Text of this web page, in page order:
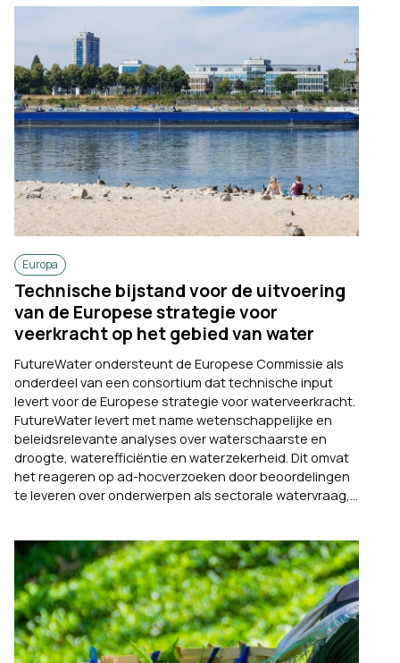
Europa
Technische bijstand voor de uitvoering
van de Europese strategie voor
veerkracht op het gebied van water
FutureWater ondersteunt de Europese Commissie als
onderdeel van een consortium dat technische input
levert voor de Europese strategie voor waterveerkracht.
FutureWater levert met name wetenschappelijke en
beleidsrelevante analyses over waterschaarste en
droogte, waterefficiëntie en waterzekerheid. Dit omvat
het reageren op ad-hocverzoeken door beoordelingen
te leveren over onderwerpen als sectorale watervraag,...